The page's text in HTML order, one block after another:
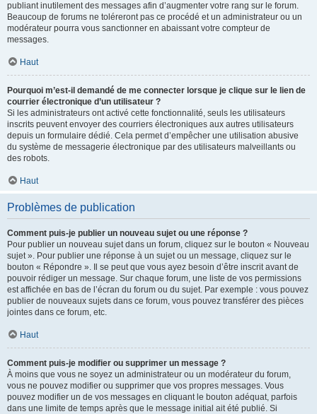
publiant inutilement des messages afin d’augmenter votre rang sur le forum.
Beaucoup de forums ne toléreront pas ce procédé et un administrateur ou un
modérateur pourra vous sanctionner en abaissant votre compteur de
messages.
Haut
Pourquoi m’est-il demandé de me connecter lorsque je clique sur le lien de
courrier électronique d’un utilisateur ?
Si les administrateurs ont activé cette fonctionnalité, seuls les utilisateurs
inscrits peuvent envoyer des courriers électroniques aux autres utilisateurs
depuis un formulaire dédié. Cela permet d’empêcher une utilisation abusive
du système de messagerie électronique par des utilisateurs malveillants ou
des robots.
Haut
Problèmes de publication
Comment puis-je publier un nouveau sujet ou une réponse ?
Pour publier un nouveau sujet dans un forum, cliquez sur le bouton « Nouveau
sujet ». Pour publier une réponse à un sujet ou un message, cliquez sur le
bouton « Répondre ». Il se peut que vous ayez besoin d’être inscrit avant de
pouvoir rédiger un message. Sur chaque forum, une liste de vos permissions
est affichée en bas de l’écran du forum ou du sujet. Par exemple : vous pouvez
publier de nouveaux sujets dans ce forum, vous pouvez transférer des pièces
jointes dans ce forum, etc.
Haut
Comment puis-je modifier ou supprimer un message ?
À moins que vous ne soyez un administrateur ou un modérateur du forum,
vous ne pouvez modifier ou supprimer que vos propres messages. Vous
pouvez modifier un de vos messages en cliquant le bouton adéquat, parfois
dans une limite de temps après que le message initial ait été publié. Si